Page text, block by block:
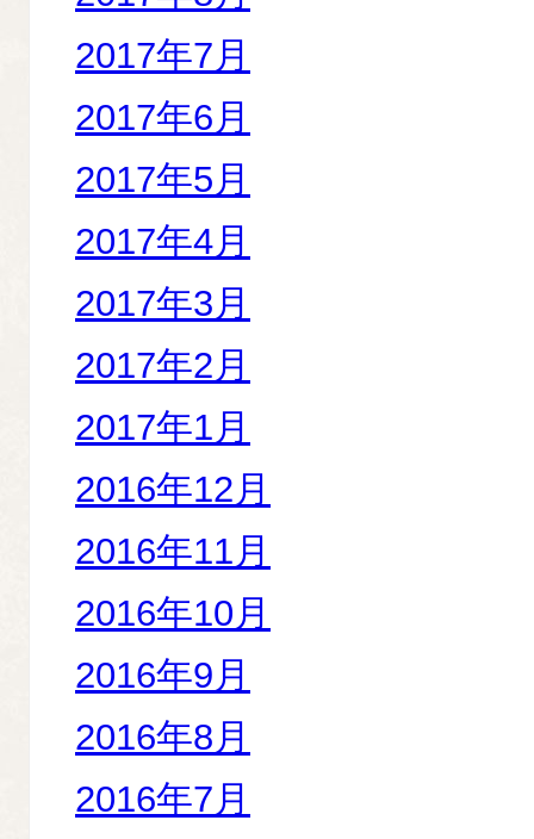
2017年7月
2017年6月
2017年5月
2017年4月
2017年3月
2017年2月
2017年1月
2016年12月
2016年11月
2016年10月
2016年9月
2016年8月
2016年7月